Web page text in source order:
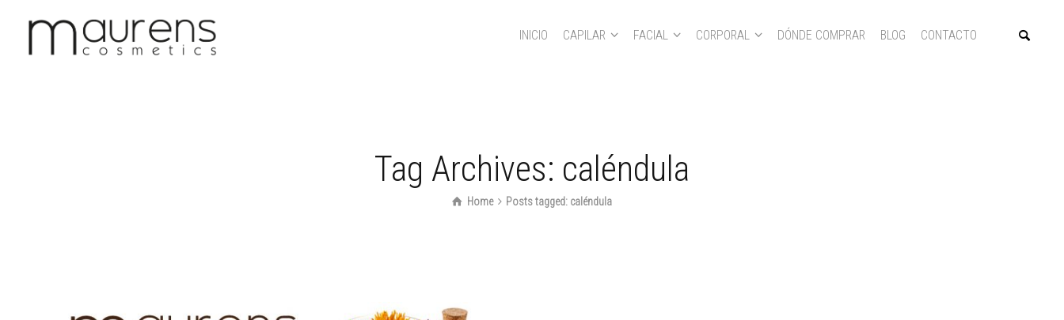
INICIO CAPILAR FACIAL CORPORAL DÓNDE COMPRAR BLOG CONTACTO
Tag Archives: caléndula
Home Posts tagged: caléndula